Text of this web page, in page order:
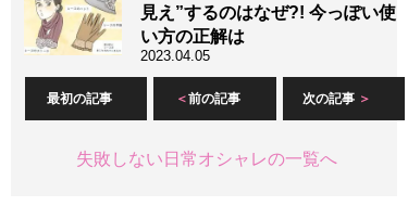
見え”するのはなぜ?! 今っぽい使
い方の正解は
2023.04.05
最初の記事 前の記事 次の記事
失敗しない日常オシャレの一覧へ